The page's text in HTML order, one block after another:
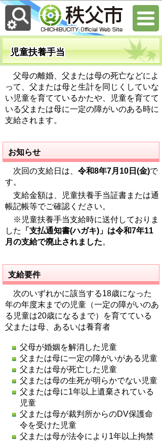
児童扶養手当
父母の離婚、父または母の死亡などによ
って、父または母と生計を同じくしていな
い児童を育てているかたや、児童を育てて
いる父または母に一定の障がいのある時に
支給されます。
お知らせ
次回の支給日は、 令和8年7月10日(金)で
す。
支給金額は、児童扶養手当証書または通
帳記帳等でご確認ください。
※児童扶養手当支給時に送付しておりま
した
「支払通知書(ハガキ)」は令和7年11
月の支給で廃止されました。
支給要件
次のいずれかに該当する18歳になった
年の年度末までの児童（一定の障がいのあ
る児童は20歳になるまで）を育てている
父または母、あるいは養育者
父母が婚姻を解消した児童
父または母に一定の障がいがある児童
父または母が死亡した児童
父または母の生死が明らかでない児童
父または母に1年以上遺棄されている
児童
父または母が裁判所からのDV保護命
令を受けた児童
父または母が法令により1年以上拘禁